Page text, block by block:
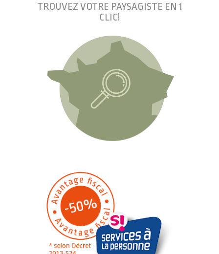
TROUVEZ VOTRE PAYSAGISTE EN 1
CLIC!